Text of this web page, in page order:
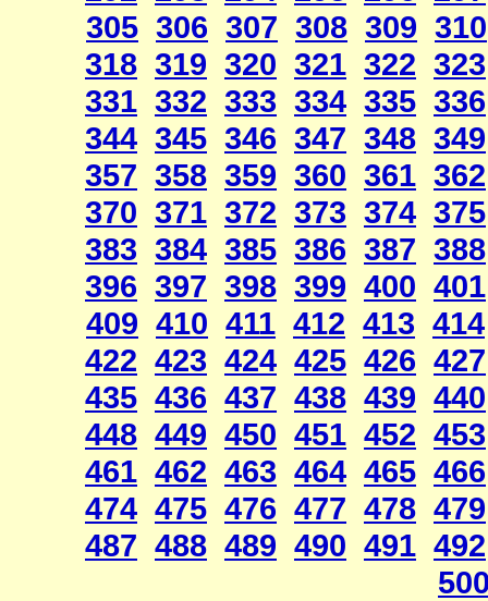
305 306 307 308 309 310
318 319 320 321 322 323
331 332 333 334 335 336
344 345 346 347 348 349
357 358 359 360 361 362
370 371 372 373 374 375
383 384 385 386 387 388
396 397 398 399 400 401
409 410 411 412 413 414
422 423 424 425 426 427
435 436 437 438 439 440
448 449 450 451 452 453
461 462 463 464 465 466
474 475 476 477 478 479
487 488 489 490 491 492